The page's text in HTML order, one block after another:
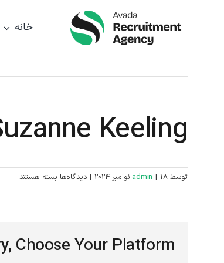
خانه
Keeling
توسط admin | 18 نوامبر 2024 | دیدگاه‌ها برای
Suzanne
بسته هستند
Choose Your Platform!